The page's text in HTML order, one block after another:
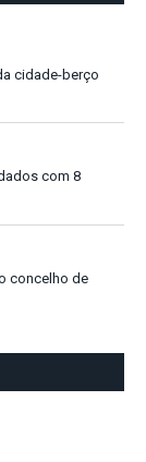
cidade-berço
com 8
concelho de